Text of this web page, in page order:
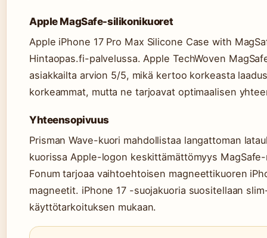
Apple MagSafe-silikonikuoret
Apple iPhone 17 Pro Max Silicone Case with
Hintaopas.fi-palvelussa. Apple TechWoven
asiakkailta arvion 5/5, mikä kertoo korkeasta
korkeammat, mutta ne tarjoavat optimaalisen
Yhteensopivuus
Prisman Wave-kuori mahdollistaa langattoman
kuorissa Apple-logon keskittämättömyys
Fonum tarjoaa vaihtoehtoisen magneettikuoren
magneetit. iPhone 17 -suojakuoria suositellaan
käyttötarkoituksen mukaan.